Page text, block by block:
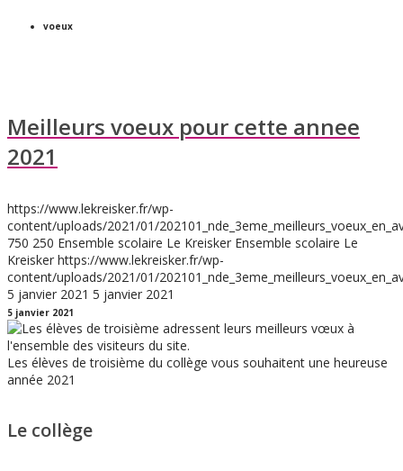
voeux
Meilleurs voeux pour cette annee
2021
https://www.lekreisker.fr/wp-
content/uploads/2021/01/
750 250 Ensemble scolaire Le Kreisker Ensemble scolaire Le
Kreisker https://www.lekreisker.fr/wp-
content/uploads/2021/01/
5 janvier 2021 5 janvier 2021
5 janvier 2021
Les élèves de troisième du collège vous souhaitent une heureuse
année 2021
Le collège